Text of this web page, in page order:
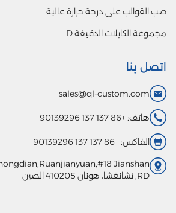
صب القوالب على درجة حرارة عالية
مجموعة الكابلات الدقيقة D
اتصل بنا
sales@ql-custom.com
هاتف: +86 137 137 90139296
الفاكس: +86 137 137 90139296
Jianshan
RD, تشانغشا، هونان 410205 الصين